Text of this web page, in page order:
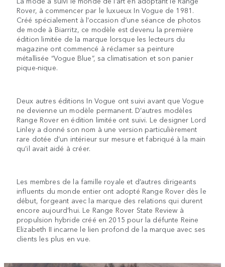
Rover, à commencer par le luxueux In Vogue de 1981.
Créé spécialement à l’occasion d’une séance de photos
de mode à Biarritz, ce modèle est devenu la première
édition limitée de la marque lorsque les lecteurs du
magazine ont commencé à réclamer sa peinture
métallisée “Vogue Blue”, sa climatisation et son panier
pique-nique.
Deux autres éditions In Vogue ont suivi avant que Vogue
ne devienne un modèle permanent. D’autres modèles
Range Rover en édition limitée ont suivi. Le designer Lord
Linley a donné son nom à une version particulièrement
rare dotée d’un intérieur sur mesure et fabriqué à la main
qu’il avait aidé à créer.
Les membres de la famille royale et d’autres dirigeants
influents du monde entier ont adopté Range Rover dès le
début, forgeant avec la marque des relations qui durent
encore aujourd’hui. Le Range Rover State Review à
propulsion hybride créé en 2015 pour la défunte Reine
Elizabeth II incarne le lien profond de la marque avec ses
clients les plus en vue.